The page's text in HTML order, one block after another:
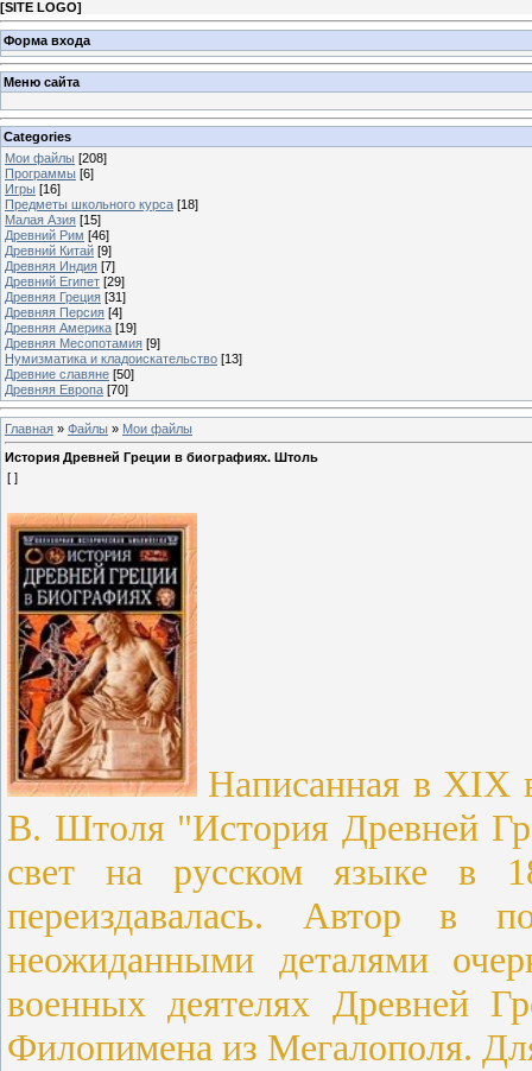
[SITE LOGO]
Форма входа
Меню сайта
Categories
Мои файлы [208]
Программы [6]
Игры [16]
Предметы школьного курса [18]
Малая Азия [15]
Древний Рим [46]
Древний Китай [9]
Древняя Индия [7]
Древний Египет [29]
Древняя Греция [31]
Древняя Персия [4]
Древняя Америка [19]
Древняя Месопотамия [9]
Нумизматика и кладоискательство [13]
Древние славяне [50]
Древняя Европа [70]
Главная » Файлы » Мои файлы
История Древней Греции в биографиях. Штоль
[ ]
Написанная в XIX
В. Штоля "История Древней
свет на русском языке в
переиздавалась. Автор в
неожиданными деталями
военных деятелях Древней
Филопимена из Мегалополя.